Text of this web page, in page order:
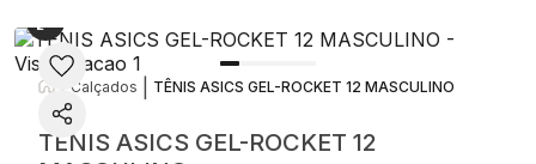
Calçados TÊNIS ASICS GEL-ROCKET 12 MASCULINO
TÊNIS ASICS GEL-ROCKET 12